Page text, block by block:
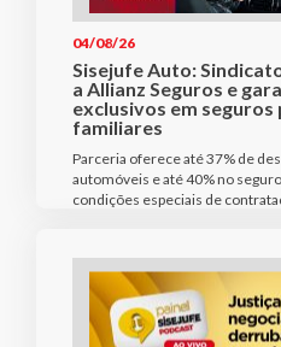
04/08/26
Sisejufe Auto:
a Allianz Seguros e
exclusivos em seguros
familiares
Parceria oferece até 37% de
automóveis e até 40% no
condições especiais de